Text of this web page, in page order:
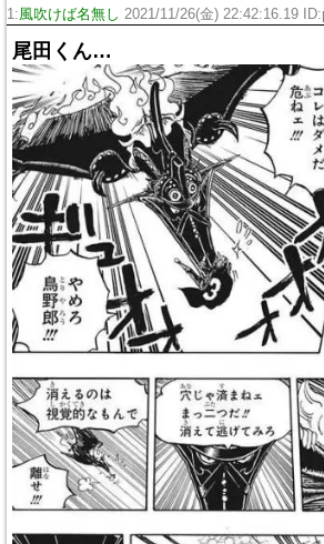
1:風吹けば名無し 2021/11/26(金) 22:42:16.19
尾田くん…